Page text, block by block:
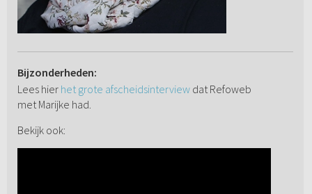
Bijzonderheden:
Lees hier het grote afscheidsinterviewdat Refoweb
met Marijke had.
Bekijk ook: